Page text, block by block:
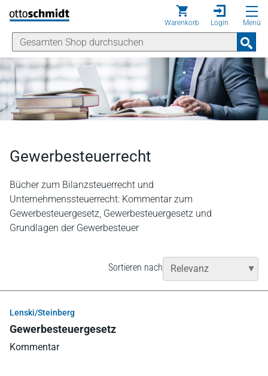
Direkt zum Inhalt
Warenkorb Login Menü
Gewerbesteuerrecht
Bücher zum Bilanzsteuerrecht und
Unternehmenssteuerrecht: Kommentar zum
Gewerbesteuergesetz, Gewerbesteuergesetz und
Grundlagen der Gewerbesteuer
Sortieren nach
Lenski/Steinberg
Gewerbesteuergesetz
Kommentar